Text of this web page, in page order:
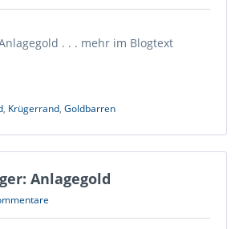
. . . mehr im Blogtext
, Krügerrand, Goldbarren
Anlagegold